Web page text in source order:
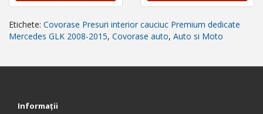
Etichete: Covorase Presuri interior cauciuc Premium dedicate
Mercedes GLK 2008-2015, Covorase auto, Auto si Moto
Informaţii